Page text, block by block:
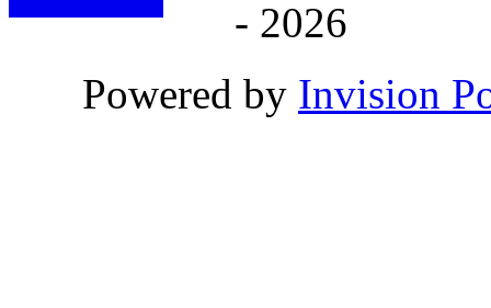
- 2026
Powered by Invision